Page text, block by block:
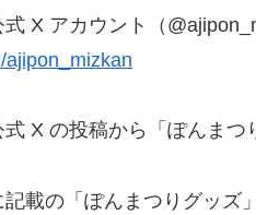
式 X アカウント（
ajipon_mizkan
式 X の投稿から「ぽんまつ
記載の「ぽんまつりグッズ